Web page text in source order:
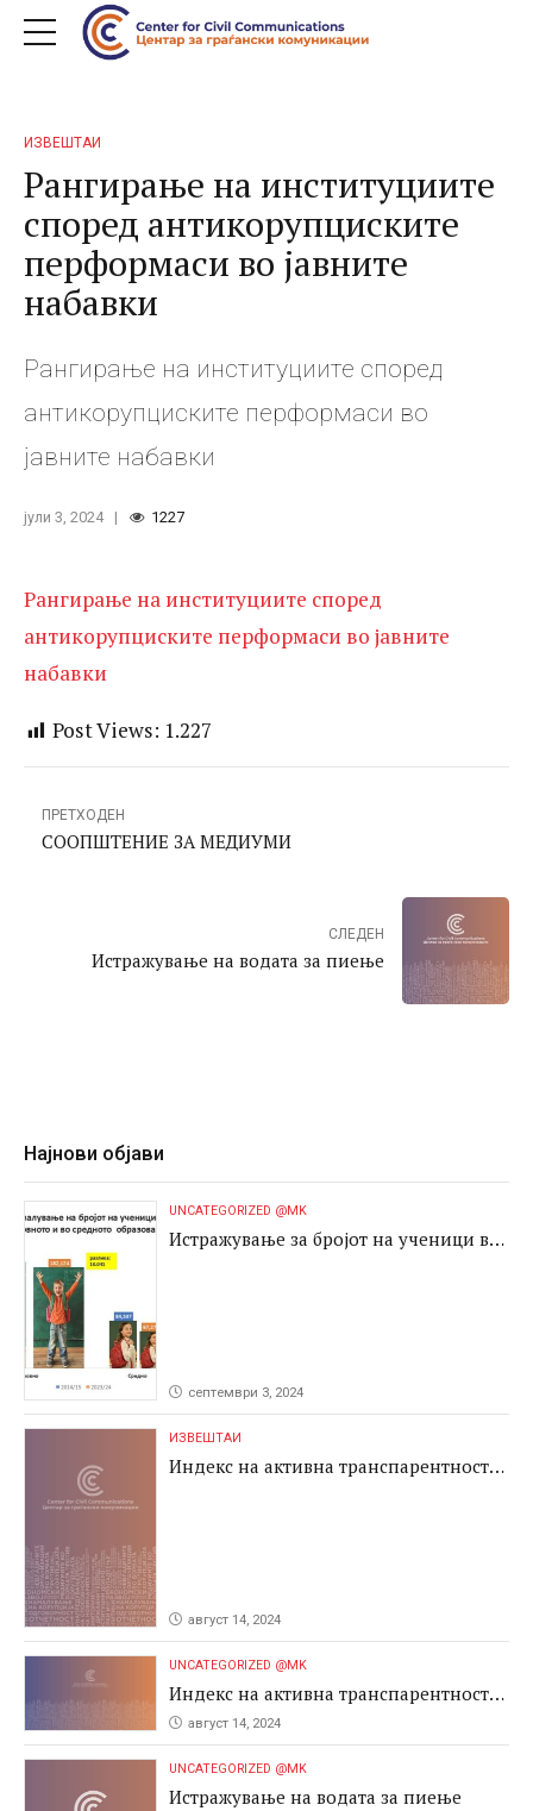
ИЗВЕШТАИ
Рангирање на институциите
според антикорупциските
перформаси во јавните
набавки
Рангирање на институциите според
антикорупциските перформаси во
јавните набавки
јули 3, 2024 1227
Рангирање на институциите според
антикорупциските перформаси во јавните
набавки
Post Views: 1.227
ПРЕТХОДЕН
СООПШТЕНИЕ ЗА МЕДИУМИ
СЛЕДЕН
Истражување на водата за пиење
Најнови објави
UNCATEGORIZED @MK
Истражување за бројот на ученици во
септември 3, 2024
ИЗВЕШТАИ
Индекс на активна транспарентност
август 14, 2024
UNCATEGORIZED @MK
Индекс на активна транспарентност
2024август 14, 2024
UNCATEGORIZED @MK
Истражување на водата за пиење